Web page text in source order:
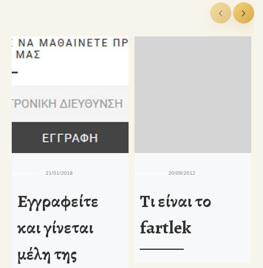
δημοσιευμένο21/01/2018
Εγγραφείτε
και γίνεται
μέλη της
δημοσιευμένο20/09/2012
Τι είναι το
fartlek